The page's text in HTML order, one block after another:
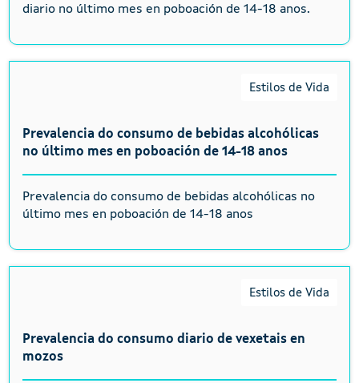
diario no último mes en poboación de 14-18 anos.
Estilos de Vida
Prevalencia do consumo de bebidas alcohólicas
no último mes en poboación de 14-18 anos
Prevalencia do consumo de bebidas alcohólicas no
último mes en poboación de 14-18 anos
Estilos de Vida
Prevalencia do consumo diario de vexetais en
mozos